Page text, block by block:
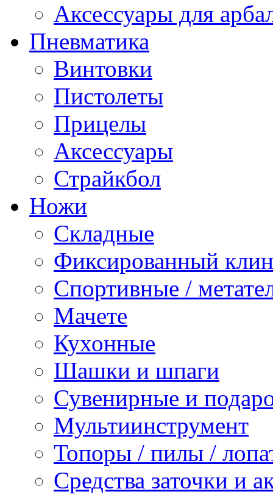
Аксессуары для
Пневматика
Винтовки
Пистолеты
Прицелы
Аксессуары
Страйкбол
Ножи
Складные
Фиксированный
Спортивные /
Мачете
Кухонные
Шашки и шпаги
Сувенирные и
Мультиинструмент
Топоры / пилы /
Средства заточки и